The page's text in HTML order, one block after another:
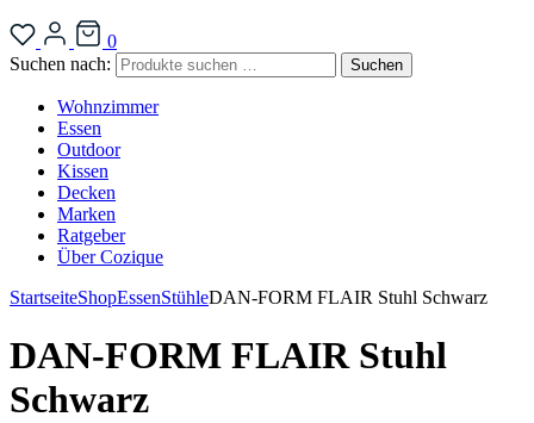
0
Suchen nach:
Suchen
Wohnzimmer
Essen
Outdoor
Kissen
Decken
Marken
Ratgeber
Über Cozique
StartseiteShopEssenStühleDAN-FORM FLAIR Stuhl Schwarz
DAN-FORM FLAIR Stuhl
Schwarz